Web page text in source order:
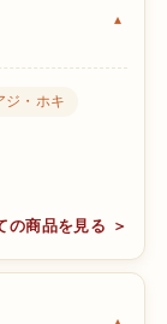
ジ・ホキ
の商品を見る ＞